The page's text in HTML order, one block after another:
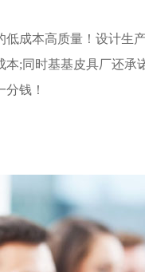
低成本高质量！设计生
本;同时基基皮具厂还承
钱！